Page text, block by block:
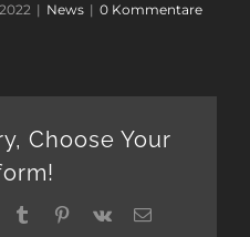
| News | 0 Kommentare
Choose Your
TumblrPinterest
Vk
E-